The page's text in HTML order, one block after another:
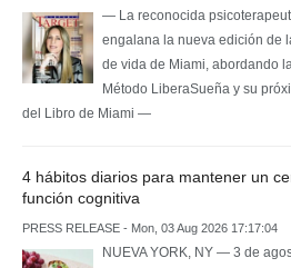
— La reconocida
engalana la nueva edición de
de vida de Miami, abordando
Método LiberaSueña y su
del Libro de Miami —
4 hábitos diarios para mantener un
función cognitiva
PRESS RELEASE - Mon, 03 Aug 2026 17:17:04
NUEVA YORK, NY — 3 de